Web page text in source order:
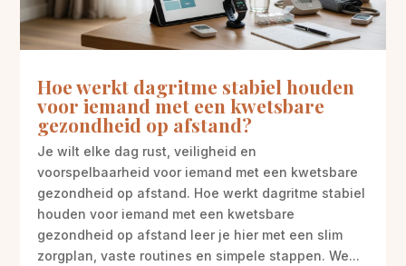
Hoe werkt dagritme stabiel houden
voor iemand met een kwetsbare
gezondheid op afstand?
Je wilt elke dag rust, veiligheid en
voorspelbaarheid voor iemand met een kwetsbare
gezondheid op afstand. Hoe werkt dagritme stabiel
houden voor iemand met een kwetsbare
gezondheid op afstand leer je hier met een slim
zorgplan, vaste routines en simpele stappen. We...